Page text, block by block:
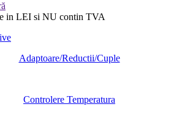
in LEI si NU contin TVA
Adaptoare/Reductii/Cuple
Controlere Temperatura